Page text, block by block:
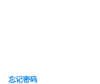
忘记密码